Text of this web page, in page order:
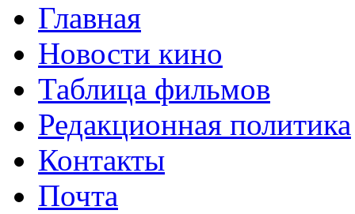
Главная
Новости кино
Таблица фильмов
Редакционная политика
Контакты
Почта